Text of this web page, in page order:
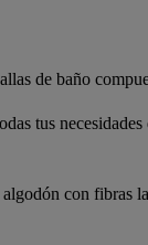
de baño
tus
con fibras